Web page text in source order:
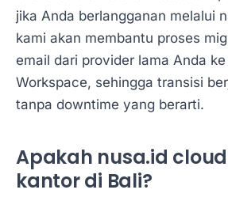
jika Anda berlangganan melalui
kami akan membantu proses
email dari provider lama Anda ke
Workspace, sehingga transisi
tanpa downtime yang berarti.
Apakah nusa.id
kantor di Bali?